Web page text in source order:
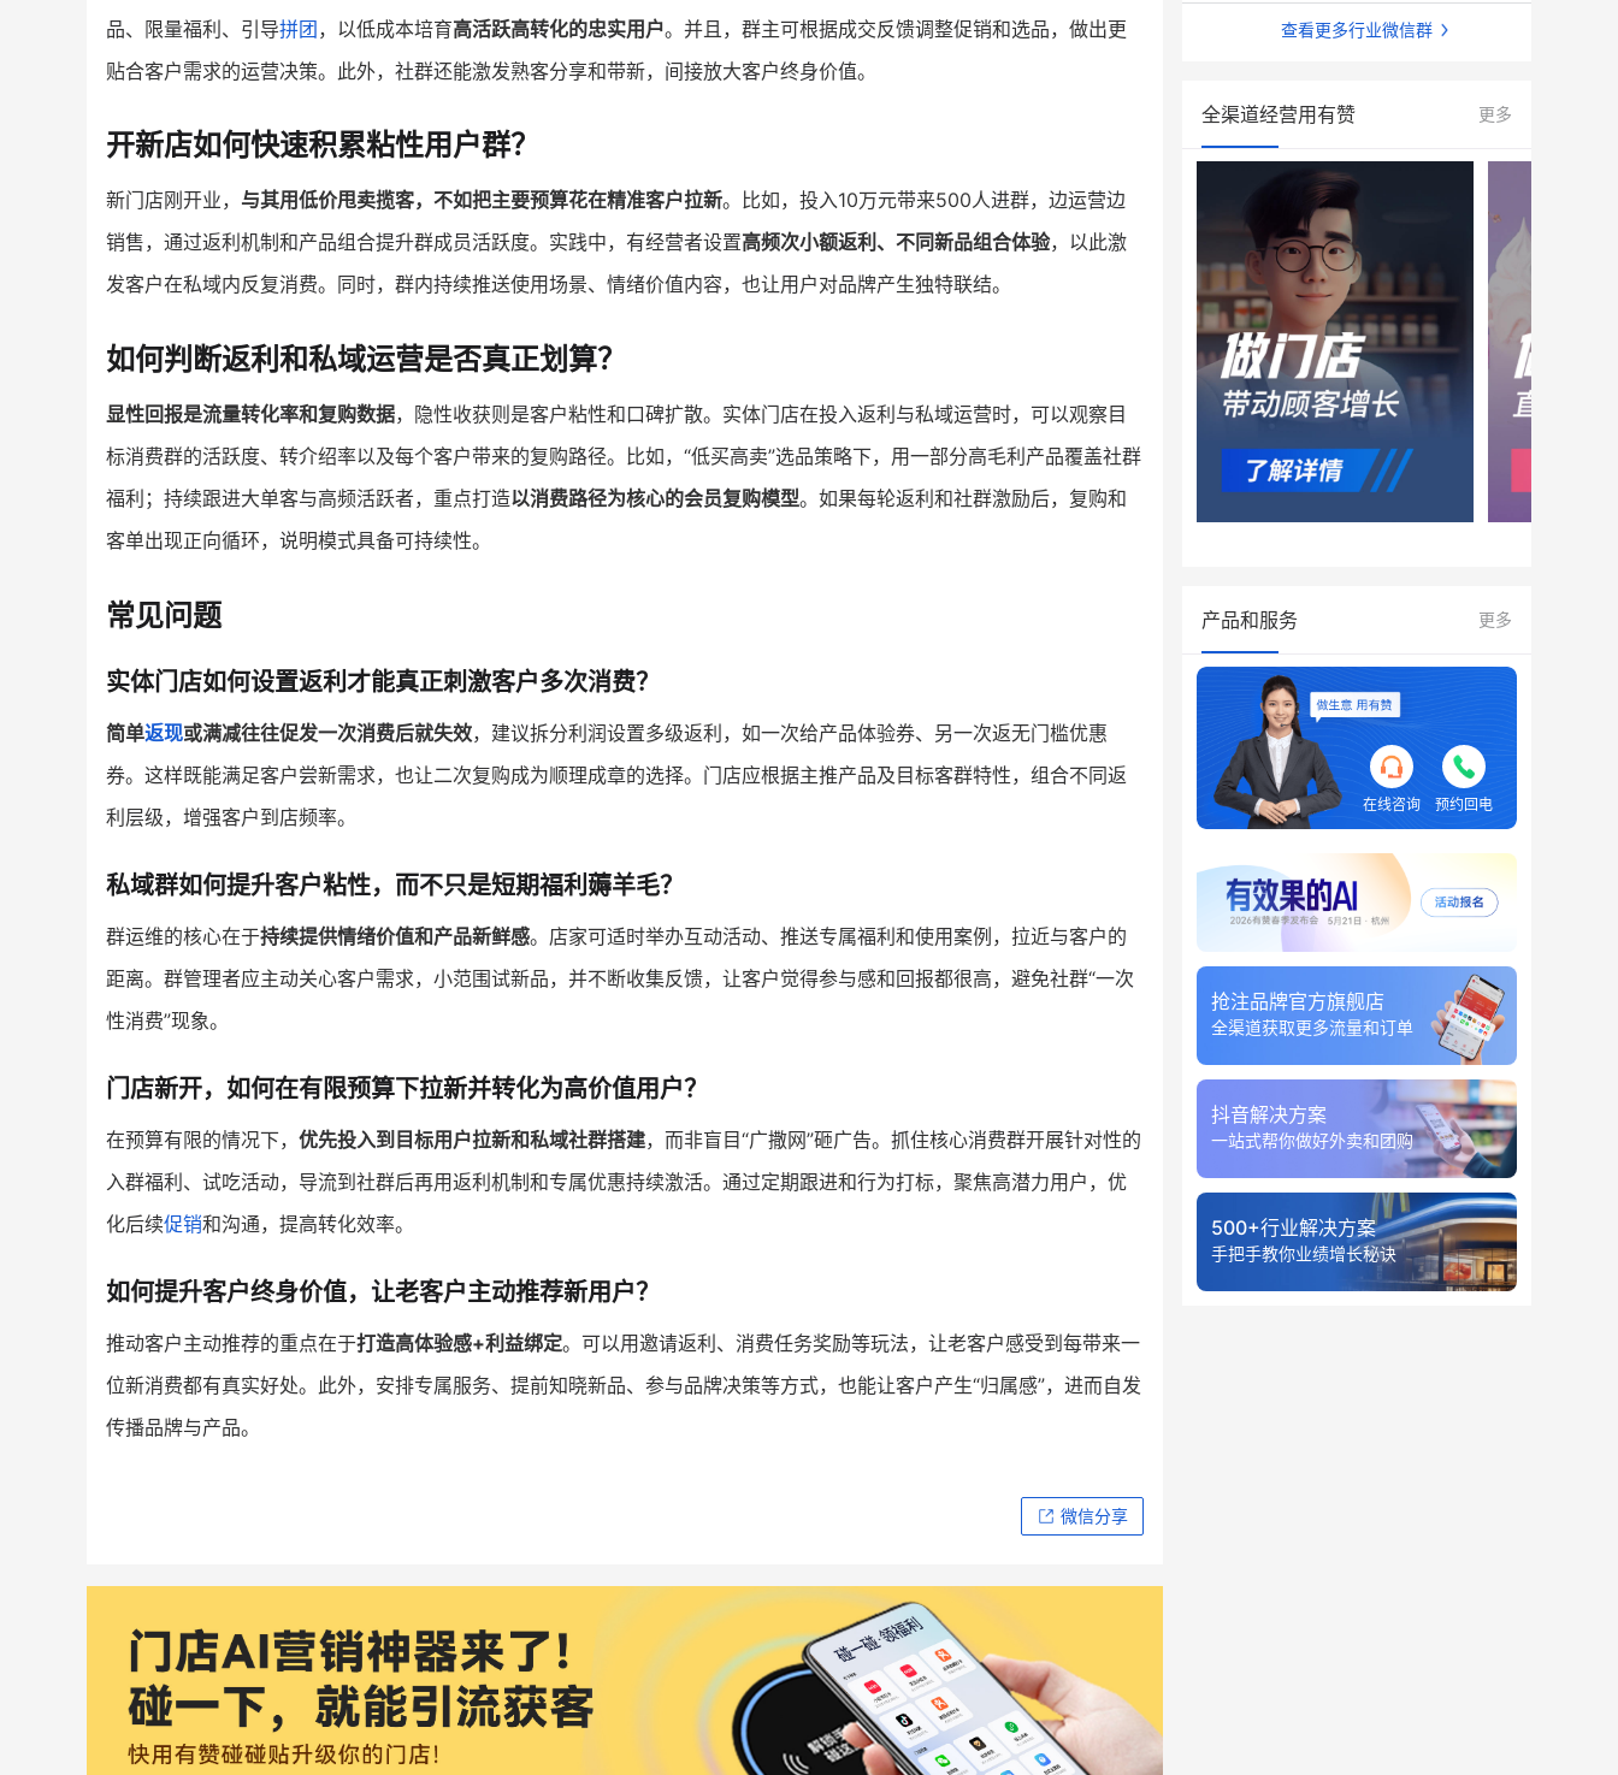
品、限量福利、引导拼团，以低成本培育高活跃高转化的忠实用户。并且，群主可根据成交反馈调整促销和选品，做出更
贴合客户需求的运营决策。此外，社群还能激发熟客分享和带新，间接放大客户终身价值。
开新店如何快速积累粘性用户群？
新门店刚开业， 与其用低价甩卖揽客，不如把主要预算花在精准客户拉新。比如，投入10万元带来500人进群，边运营边
销售，通过返利机制和产品组合提升群成员活跃度。实践中，有经营者设置高频次小额返利、不同新品组合体验，以此激
发客户在私域内反复消费。同时，群内持续推送使用场景、情绪价值内容，也让用户对品牌产生独特联结。
如何判断返利和私域运营是否真正划算？
显性回报是流量转化率和复购数据，隐性收获则是客户粘性和口碑扩散。实体门店在投入返利与私域运营时，可以观察目
标消费群的活跃度、转介绍率以及每个客户带来的复购路径。比如，“低买高卖”选品策略下，用一部分高毛利产品覆盖社群
福利；持续跟进大单客与高频活跃者，重点打造以消费路径为核心的会员复购模型。如果每轮返利和社群激励后，复购和
客单出现正向循环，说明模式具备可持续性。
常见问题
实体门店如何设置返利才能真正刺激客户多次消费？
简单返现或满减往往促发一次消费后就失效，建议拆分利润设置多级返利，如一次给产品体验券、另一次返无门槛优惠
券。这样既能满足客户尝新需求，也让二次复购成为顺理成章的选择。门店应根据主推产品及目标客群特性，组合不同返
利层级，增强客户到店频率。
私域群如何提升客户粘性，而不只是短期福利薅羊毛？
群运维的核心在于持续提供情绪价值和产品新鲜感。店家可适时举办互动活动、推送专属福利和使用案例，拉近与客户的
距离。群管理者应主动关心客户需求，小范围试新品，并不断收集反馈，让客户觉得参与感和回报都很高，避免社群“一次
性消费”现象。
门店新开，如何在有限预算下拉新并转化为高价值用户？
在预算有限的情况下， 优先投入到目标用户拉新和私域社群搭建，而非盲目“广撒网”砸广告。抓住核心消费群开展针对性的
入群福利、试吃活动，导流到社群后再用返利机制和专属优惠持续激活。通过定期跟进和行为打标，聚焦高潜力用户，优
化后续促销和沟通，提高转化效率。
如何提升客户终身价值，让老客户主动推荐新用户？
推动客户主动推荐的重点在于打造高体验感+利益绑定。可以用邀请返利、消费任务奖励等玩法，让老客户感受到每带来一
位新消费都有真实好处。此外，安排专属服务、提前知晓新品、参与品牌决策等方式，也能让客户产生“归属感”，进而自发
传播品牌与产品。
微信分享
查看更多行业微信群
全渠道经营用有赞 更多
产品和服务 更多
在线咨询 预约回电
抢注品牌官方旗舰店
全渠道获取更多流量和订单
抖音解决方案
一站式帮你做好外卖和团购
500+行业解决方案
手把手教你业绩增长秘诀